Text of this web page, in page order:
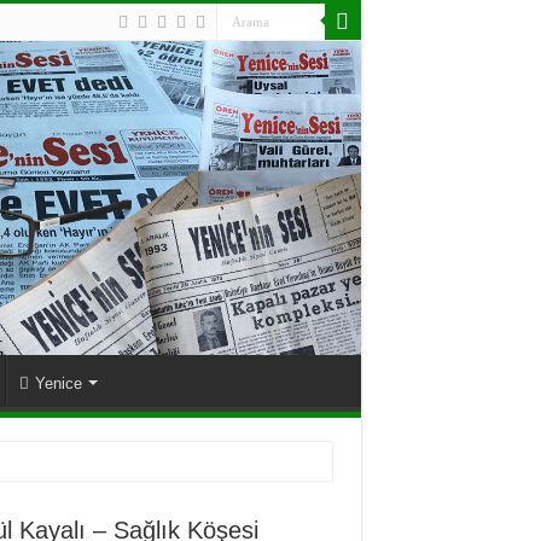
Yenice
Kayalı – Sağlık Köşesi